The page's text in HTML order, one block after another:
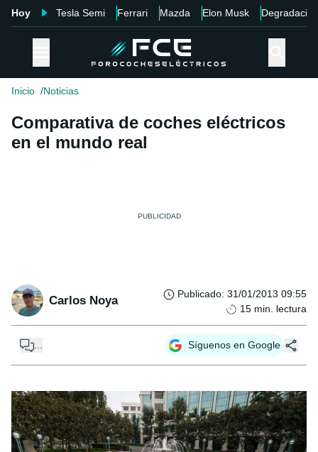
Hoy Tesla Semi Ferrari Mazda Elon Musk Degradación
Inicio Noticias
Comparativa de coches eléctricos
en el mundo real
Carlos Noya Publicado: 31/01/2013 09:55
15 min. lectura
... Síguenos en Google